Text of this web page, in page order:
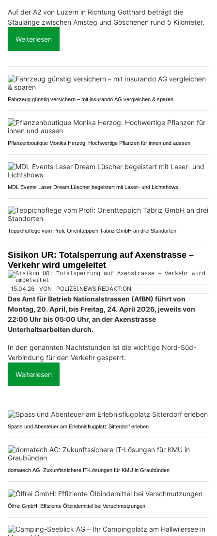
Auf der A2 von Luzern in Richtung Gotthard beträgt die
Staulänge zwischen Amsteg und Göschenen rund 5 Kilometer.
Weiterlesen
Fahrzeug günstig versichern – mit insurando AG vergleichen & sparen
Pflanzenboutique Monika Herzog: Hochwertige Pflanzen für innen und aussen
MDL Events Laser Dream Lüscher begeistert mit Laser- und Lichtshows
Teppichpflege vom Profi: Orientteppich Täbriz GmbH an drei Standorten
Sisikon UR: Totalsperrung auf Axenstrasse –
Verkehr wird umgeleitet
15.04.26 VON POLIZEI.NEWS REDAKTION
Das Amt für Betrieb Nationalstrassen (AfBN) führt von
Montag, 20. April, bis Freitag, 24. April 2026, jeweils von
22:00 Uhr bis 05:00 Uhr, an der Axenstrasse
Unterhaltsarbeiten durch.
In den genannten Nachtstunden ist die wichtige Nord-Süd-
Verbindung für den Verkehr gesperrt.
Weiterlesen
Spass und Abenteuer am Erlebnisflugplatz Sitterdorf erleben
domatech AG: Zukunftssichere IT-Lösungen für KMU in Graubünden
Ölfrei GmbH: Effiziente Ölbindemittel bei Verschmutzungen